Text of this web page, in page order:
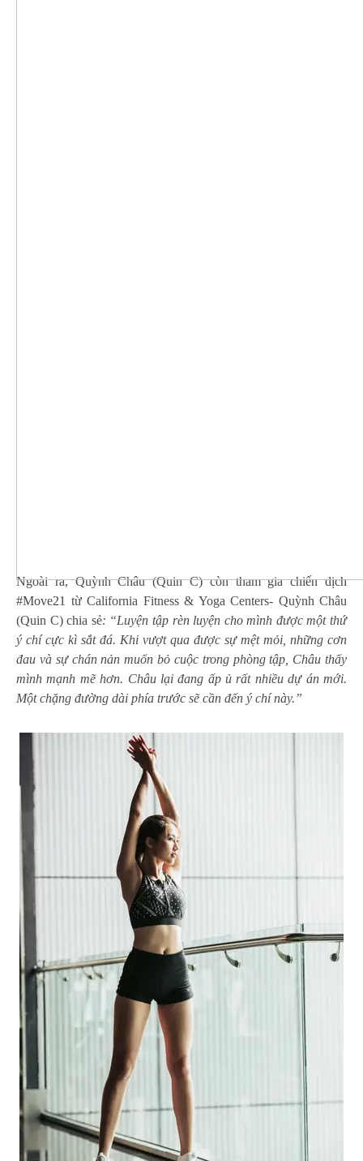
Ngoài ra, Quỳnh Châu (Quin C) còn tham giachiến dịch
#Move21 từ California Fitness & Yoga Centers- Quỳnh Châu
(Quin C) chia sẻ: “Luyện tập rèn luyện cho mình được một thứ
ý chí cực kì sắt đá. Khi vượt qua được sự mệt mỏi, những cơn
đau và sự chán nản muốn bỏ cuộc trong phòng tập, Châu thấy
mình mạnh mẽ hơn. Châu lại đang ấp ủ rất nhiều dự án mới.
Một chặng đường dài phía trước sẽ cần đến ý chí này.”